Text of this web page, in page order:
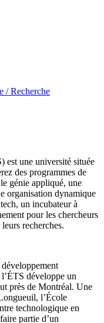
/ Recherche
est une université située
des programmes de
génie appliqué, une
organisation dynamique
un incubateur à
pour les chercheurs
recherches.
développe un
près de Montréal. Une
l’École
technologique en
partie d’un